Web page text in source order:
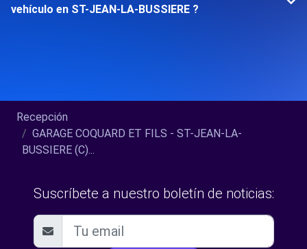
vehículo en ST-JEAN-LA-BUSSIERE ?
Recepción
GARAGE COQUARD ET FILS - ST-JEAN-LA-
BUSSIERE (C)...
Suscríbete a nuestro boletín de noticias: